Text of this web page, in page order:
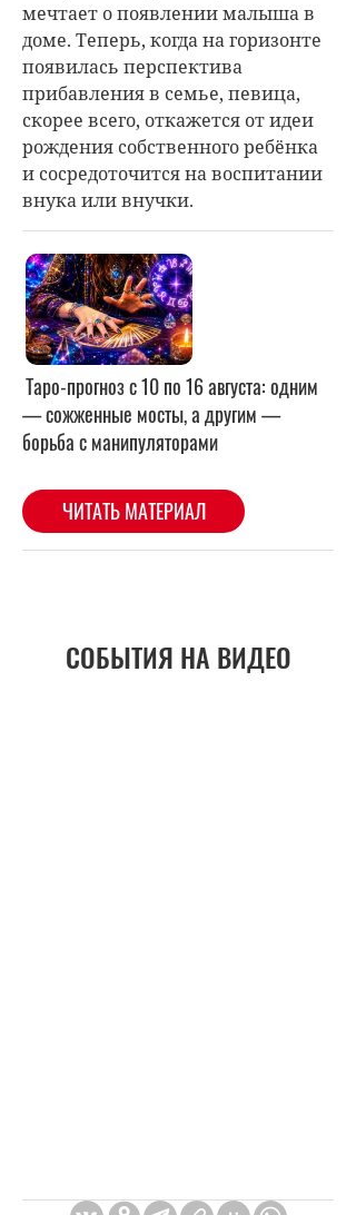
мечтает о появлении малыша в
доме. Теперь, когда на горизонте
появилась перспектива
прибавления в семье, певица,
скорее всего, откажется от идеи
рождения собственного ребёнка
и сосредоточится на воспитании
внука или внучки.
СОБЫТИЯ НА ВИДЕО